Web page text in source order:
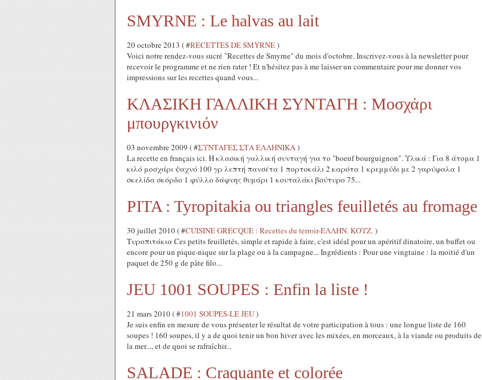
SMYRNE : Le halvas au lait
20 octobre 2013 ( #RECETTES DE SMYRNE)
Voici notre rendez-vous sucré "Recettes de Smyrne" du mois d'octobre. Inscrivez-vous à la newsletter pour
recevoir le programme et ne rien rater ! Et n'hésitez pas à me laisser un commentaire pour me donner vos
impressions sur les recettes quand vous...
ΚΛΑΣΙΚΗ ΓΑΛΛΙΚΗ ΣΥΝΤΑΓΗ : Μοσχάρι
μπουργκινιόν
03 novembre 2009 ( #ΣΥΝΤΑΓΕΣ ΣΤΑ ΕΛΛΗΝΙΚΑ)
La recette en français ici. Η κλασική γαλλική συνταγή για το "boeuf bourguignon". Υλικά : Για 8 άτομα 1
κιλό μοσχάρι ψαχνό 100 γρ λεπτή πανσέτα 1 πορτοκάλι 2 καρότα 1 κρεμμύδι με 2 γαρύφαλα 1
σκελίδα σκόρδο 1 φύλλο δάφνης θυμάρι 1 κουταλάκι βούτυρο 75...
PITA : Tyropitakia ou triangles feuilletés au fromage
30 juillet 2010 ( #CUISINE GRECQUE : Recettes du terroir-ΕΛΛΗΝ. ΚΟΥΖ.)
Τυροπιτάκια Ces petits feuilletés, simple et rapide à faire, c'est idéal pour un apéritif dinatoire, un buffet ou
encore pour un pique-nique sur la plage ou à la campagne... Ingrédients : Pour une vingtaine : la moitié d'un
paquet de 250 g de pâte filo...
JEU 1001 SOUPES : Enfin la liste !
21 mars 2010 ( #1001 SOUPES-LE JEU)
Je suis enfin en mesure de vous présenter le résultat de votre participation à tous : une longue liste de 160
soupes ! 160 soupes, il y a de quoi tenir un bon hiver avec les mixées, en morceaux, à la viande ou produits de
la mer..., et de quoi se rafraîchir...
SALADE : Craquante et colorée